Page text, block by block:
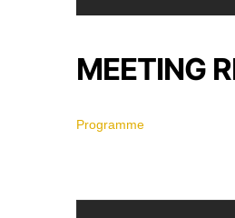
MEETING
Programme